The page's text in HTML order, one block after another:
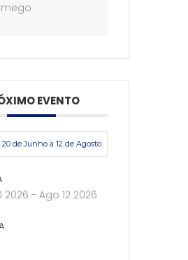
EVENTO
20 de Junho a 12 de Agosto
2026 - Ago 12 2026